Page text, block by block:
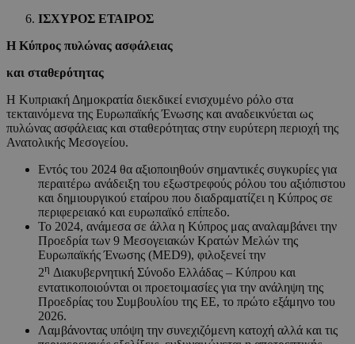
ΙΣΧΥΡΟΣ ΕΤΑΙΡΟΣ
Η Κύπρος πυλώνας ασφάλειας
και σταθερότητας
Η Κυπριακή Δημοκρατία διεκδικεί ενισχυμένο ρόλο στα
τεκταινόμενα της Ευρωπαϊκής Ένωσης και αναδεικνύεται ως
πυλώνας ασφάλειας και σταθερότητας στην ευρύτερη περιοχή της
Ανατολικής Μεσογείου.
Εντός του 2024 θα αξιοποιηθούν σημαντικές συγκυρίες για
περαιτέρω ανάδειξη του εξωστρεφούς ρόλου του αξιόπιστου
και δημιουργικού εταίρου που διαδραματίζει η Κύπρος σε
περιφερειακό και ευρωπαϊκό επίπεδο.
Το 2024, ανάμεσα σε άλλα η Κύπρος μας αναλαμβάνει την
Προεδρία των 9 Μεσογειακών Κρατών Μελών της
Ευρωπαϊκής Ένωσης (ΜΕD9), φιλοξενεί την
2η Διακυβερνητική Σύνοδο Ελλάδας – Κύπρου και
εντατικοποιούνται οι προετοιμασίες για την ανάληψη της
Προεδρίας του Συμβουλίου της ΕΕ, το πρώτο εξάμηνο του
2026.
Λαμβάνοντας υπόψη την συνεχιζόμενη κατοχή αλλά και τις